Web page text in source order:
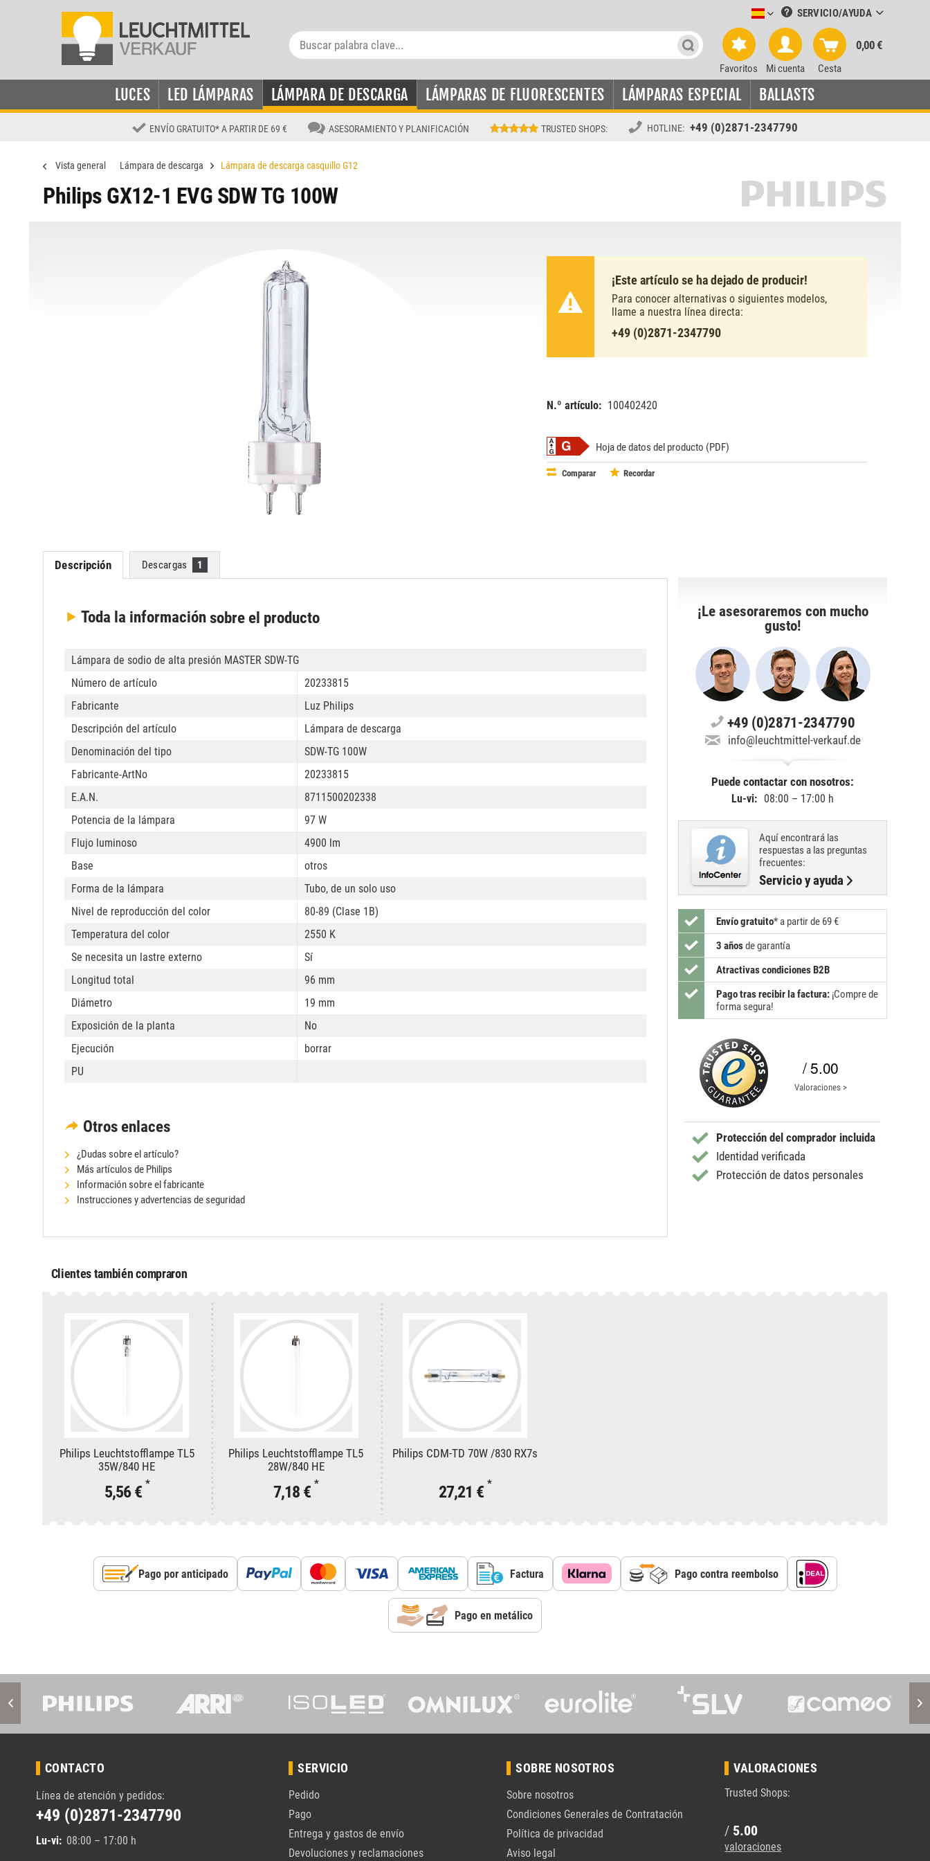
Leuchtmittel-Verkauf spanisch
SERVICIO/AYUDA
Favoritos Mi cuenta Cesta
0,00 €
LUCES LED LÁMPARAS LÁMPARA DE DESCARGA LÁMPARAS DE FLUORESCENTES LÁMPARAS ESPECIAL BALLASTS
ENVÍO GRATUITO* A PARTIR DE 69 € ASESORAMIENTO Y PLANIFICACIÓN TRUSTED SHOPS: HOTLINE: +49 (0)2871-2347790
Vista general Lámpara de descarga Lámpara de descarga casquillo G12
Philips GX12-1 EVG SDW TG 100W
¡Este artículo se ha dejado de producir!
Para conocer alternativas o siguientes modelos,
llame a nuestra línea directa:
+49 (0)2871-2347790
N.º artículo: 100402420
Hoja de datos del producto (PDF)
Comparar Recordar
Descripción Descargas 1
Toda la informaciónsobre el producto
Lámpara de sodio de alta presión MASTER SDW-TG
Número de artículo
20233815
Fabricante
Luz Philips
Descripción del artículo
Lámpara de descarga
Denominación del tipo
SDW-TG 100W
Fabricante-ArtNo
20233815
E.A.N.
8711500202338
Potencia de la lámpara
97 W
Flujo luminoso
4900 lm
Base
otros
Forma de la lámpara
Tubo, de un solo uso
Nivel de reproducción del color
80-89 (Clase 1B)
Temperatura del color
2550 K
Se necesita un lastre externo
Sí
Longitud total
96 mm
Diámetro
19 mm
Exposición de la planta
No
Ejecución
borrar
PU
Otros enlaces
¿Dudas sobre el artículo?
Más artículos de Philips
Información sobre el fabricante
Instrucciones y advertencias de seguridad
¡Le asesoraremos con mucho
gusto!
+49 (0)2871-2347790
info@leuchtmittel-verkauf.de
Puede contactar con nosotros:
Lu-vi: 08:00 – 17:00 h
Aquí encontrará las
respuestas a las preguntas
frecuentes:
Servicio y ayuda
Envío gratuito* a partir de 69 €
3 añosde garantía
Atractivas condiciones B2B
Pago tras recibir la factura: ¡Compre de
forma segura!
/ 5.00
Valoraciones >
Protección del comprador incluida
Identidad verificada
Protección de datos personales
Clientes también compraron
Philips Leuchtstofflampe TL5
35W/840 HE
5,56 € *
Philips Leuchtstofflampe TL5
28W/840 HE
7,18 € *
Philips CDM-TD 70W /830 RX7s
27,21 € *
Pago por anticipado Factura Pago contra reembolso
Pago en metálico
CONTACTO
Línea de atención y pedidos:
+49 (0)2871-2347790
Lu-vi: 08:00 – 17:00 h
SERVICIO
Pedido
Pago
Entrega y gastos de envío
Devoluciones y reclamaciones
SOBRE NOSOTROS
Sobre nosotros
Condiciones Generales de Contratación
Política de privacidad
Aviso legal
VALORACIONES
Trusted Shops:
/ 5.00
valoraciones